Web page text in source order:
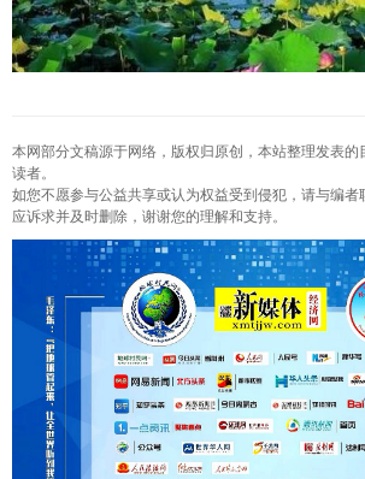
本网部分文稿源于网络，版权归原创，本站整理发表
读者。
如您不愿参与公益共享或认为权益受到侵犯，请与编者
应诉求并及时删除，谢谢您的理解和支持。